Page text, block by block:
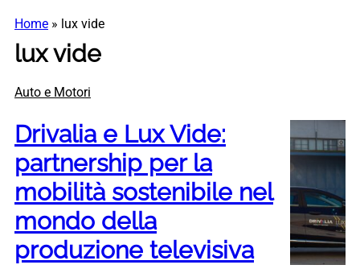
Home » lux vide
lux vide
Auto e Motori
Drivalia e Lux Vide:
partnership per la
mobilità sostenibile nel
mondo della
produzione televisiva